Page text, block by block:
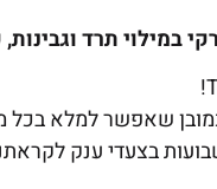
במילוי תרד
שאפשר למלא בכל
בצעדי ענק